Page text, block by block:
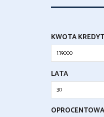
KWOTA
LATA